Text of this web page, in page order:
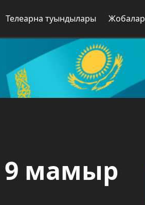
Телеарна туындылары Жобалар
9 мамыр